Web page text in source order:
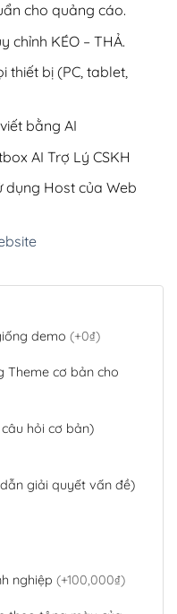
cho quảng cáo.
chỉnh KÉO – THẢ.
thiết bị (PC, tablet,
bằng AI
AI Trợ Lý CSKH
dụng Host của Web
demo (+0₫)
Theme cơ bản cho
hỏi cơ bản)
giải quyết vấn đề)
nghiệp (+100,000₫)